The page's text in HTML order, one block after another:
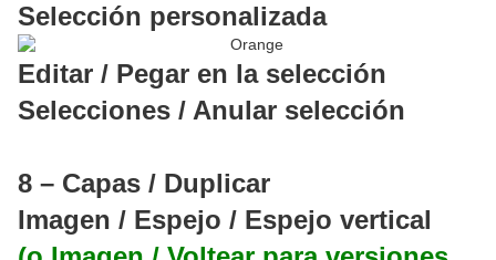
Selección personalizada
Editar / Pegar en la selección
Selecciones / Anular selección
8 – Capas / Duplicar
Imagen / Espejo / Espejo vertical